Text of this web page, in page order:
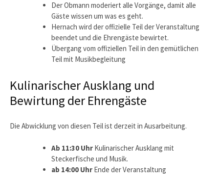
Der Obmann moderiert alle Vorgänge, damit alle
Gäste wissen um was es geht.
Hernach wird der offizielle Teil der Veranstaltung
beendet und die Ehrengäste bewirtet.
Übergang vom offiziellen Teil in den gemütlichen
Teil mit Musikbegleitung
Kulinarischer Ausklang und
Bewirtung der Ehrengäste
Die Abwicklung von diesen Teil ist derzeit in Ausarbeitung.
Ab 11:30 Uhr Kulinarischer Ausklang mit
Steckerfische und Musik.
ab 14:00 Uhr Ende der Veranstaltung